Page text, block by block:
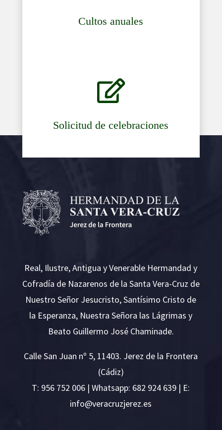
Cultos anuales

Solicitud de celebraciones
Real, Ilustre, Antigua y Venerable Hermandad y
Cofradía de Nazarenos de la Santa Vera-Cruz de
Nuestro Señor Jesucristo, Santísimo Cristo de
la Esperanza, Nuestra Señora las Lágrimas y
Beato Guillermo José Chaminade.
Calle San Juan nº 5, 11403. Jerez de la Frontera
(Cádiz)
T: 956 752 006 | Whatsapp: 682 924 639 | E:
se.ze
rejzu
rcare
v@ofn
i